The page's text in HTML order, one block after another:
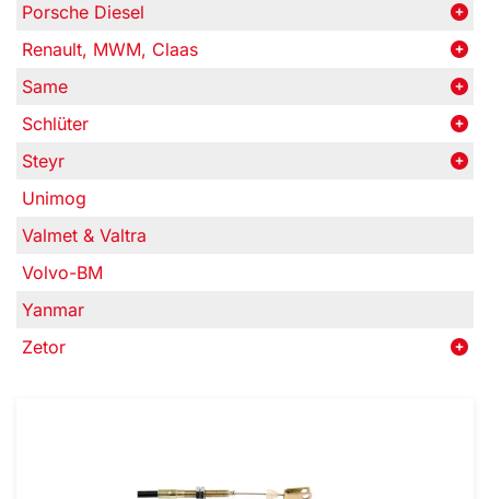
Porsche Diesel
Renault, MWM, Claas
Same
Schlüter
Steyr
Unimog
Valmet & Valtra
Volvo-BM
Yanmar
Zetor